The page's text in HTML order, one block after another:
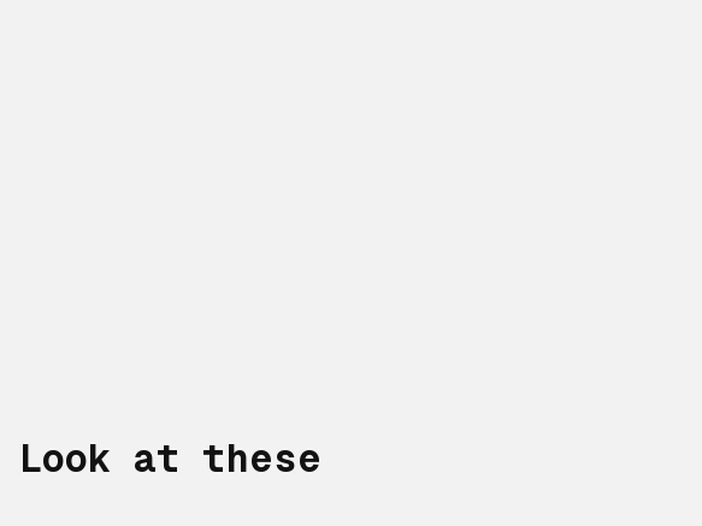
Look at these